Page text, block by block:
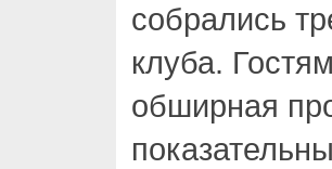
собрались
клуба.
обширная